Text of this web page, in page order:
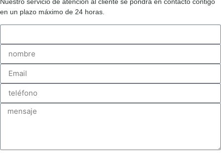
Nuestro servicio de atención al cliente se pondrá en contacto contigo
en un plazo máximo de 24 horas.